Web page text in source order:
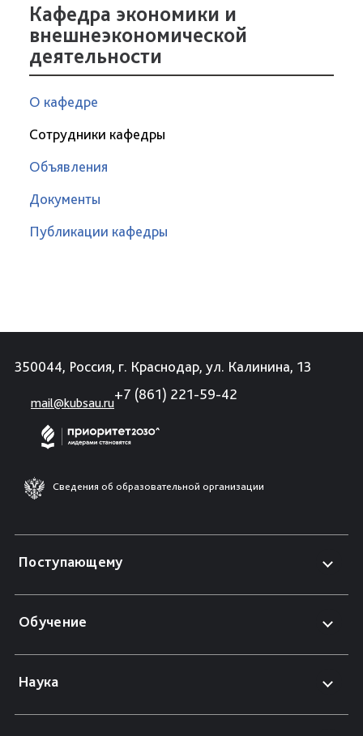
Кафедра экономики и
внешнеэкономической
деятельности
О кафедре
Сотрудники кафедры
Объявления
Документы
Публикации кафедры
350044, Россия, г. Краснодар, ул. Калинина, 13
mail@kubsau.ru
+7 (861) 221-59-42
Сведения об образовательной организации
Поступающему
Обучение
Наука